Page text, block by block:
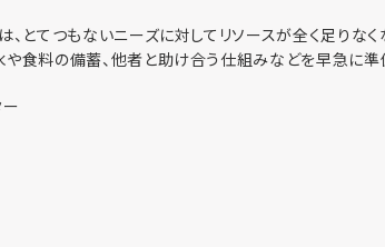
とてつもないニーズに対してリソースが全く足りなく
食料の備蓄、他者と助け合う仕組みなどを早急に準